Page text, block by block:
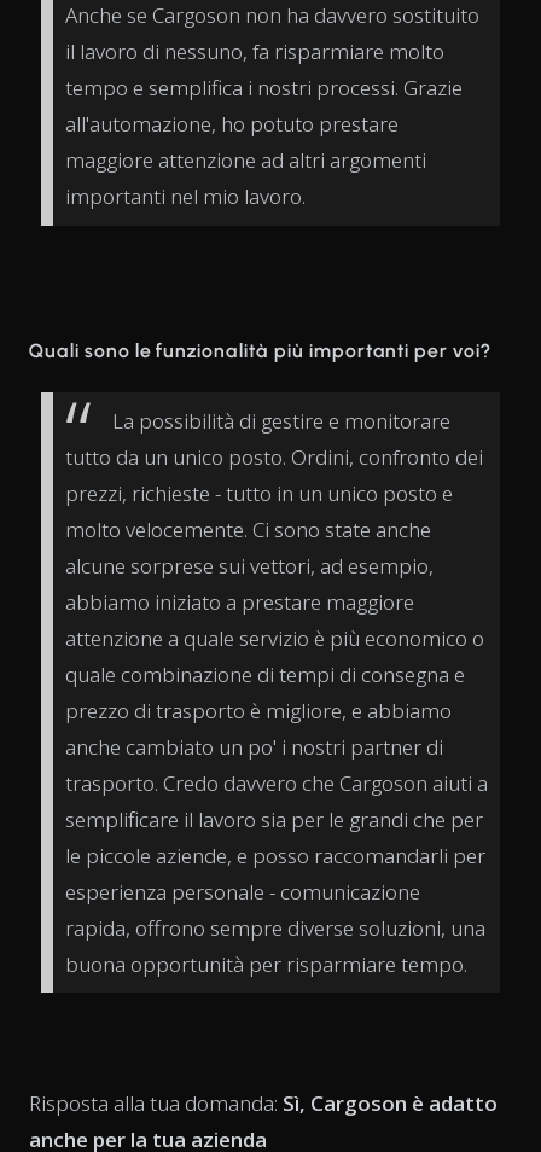
Anche se Cargoson non ha davvero sostituito
il lavoro di nessuno, fa risparmiare molto
tempo e semplifica i nostri processi. Grazie
all'automazione, ho potuto prestare
maggiore attenzione ad altri argomenti
importanti nel mio lavoro.
Quali sono le funzionalità più importanti per voi?
La possibilità di gestire e monitorare
tutto da un unico posto. Ordini, confronto dei
prezzi, richieste - tutto in un unico posto e
molto velocemente. Ci sono state anche
alcune sorprese sui vettori, ad esempio,
abbiamo iniziato a prestare maggiore
attenzione a quale servizio è più economico o
quale combinazione di tempi di consegna e
prezzo di trasporto è migliore, e abbiamo
anche cambiato un po' i nostri partner di
trasporto. Credo davvero che Cargoson aiuti a
semplificare il lavoro sia per le grandi che per
le piccole aziende, e posso raccomandarli per
esperienza personale - comunicazione
rapida, offrono sempre diverse soluzioni, una
buona opportunità per risparmiare tempo.
Risposta alla tua domanda: Sì, Cargoson è adatto
anche per la tua azienda